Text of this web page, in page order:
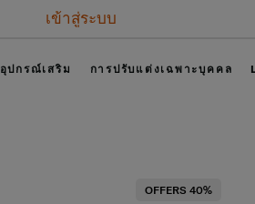
เข้าสู่ระบบ
อุปกรณ์เสริม การปรับแต่งเฉพาะบุคคล
OFFERS 40%